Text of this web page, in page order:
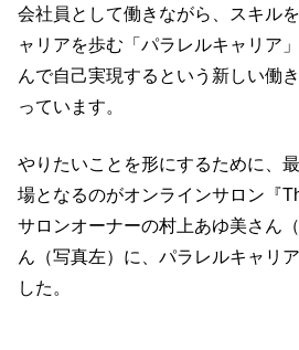
ライフハック エンターテ
教育 西島知宏 仕事
会社員として働きながら、スキル
ャリアを歩む「パラレルキャリア
んで自己実現するという新しい働
っています。
やりたいことを形にするために、
場となるのがオンラインサロン『
サロンオーナーの村上あゆ美さん
ん（写真左）に、パラレルキャリ
した。